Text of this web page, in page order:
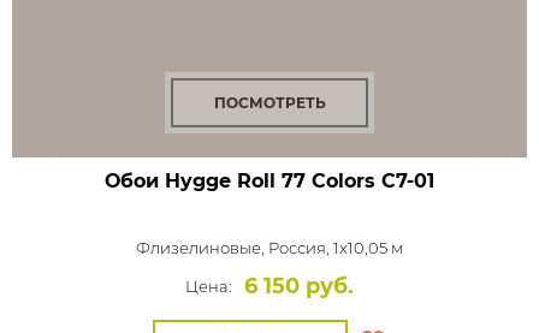
ПОСМОТРЕТЬ
Обои Hygge Roll 77 Colors C7-01
Флизелиновые, Россия, 1x10,05 м
Цена:
6 150 руб.